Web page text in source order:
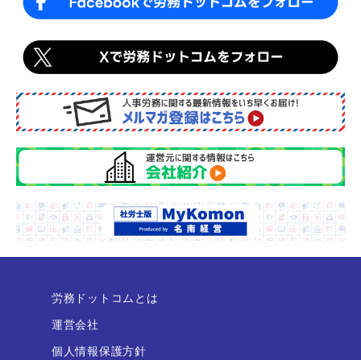
労務ドットコムとは
運営会社
個人情報保護方針